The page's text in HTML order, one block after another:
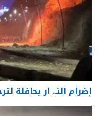
إضرام النـ. ار بحافلة